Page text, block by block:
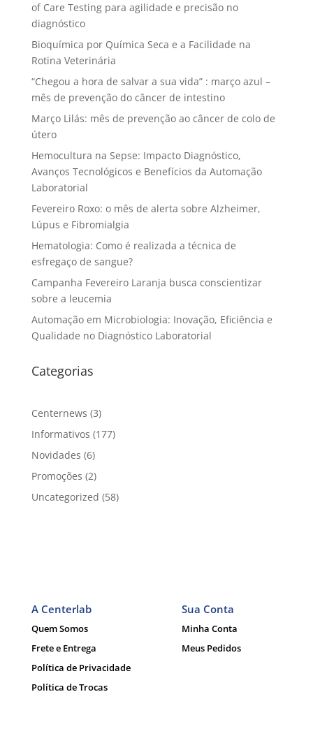
of Care Testing para agilidade e precisão no
diagnóstico
Bioquímica por Química Seca e a Facilidade na
Rotina Veterinária
“Chegou a hora de salvar a sua vida” : março azul –
mês de prevenção do câncer de intestino
Março Lilás: mês de prevenção ao câncer de colo de
útero
Hemocultura na Sepse: Impacto Diagnóstico,
Avanços Tecnológicos e Benefícios da Automação
Laboratorial
Fevereiro Roxo: o mês de alerta sobre Alzheimer,
Lúpus e Fibromialgia
Hematologia: Como é realizada a técnica de
esfregaço de sangue?
Campanha Fevereiro Laranja busca conscientizar
sobre a leucemia
Automação em Microbiologia: Inovação, Eficiência e
Qualidade no Diagnóstico Laboratorial
Categorias
Centernews (3)
Informativos (177)
Novidades (6)
Promoções (2)
Uncategorized (58)
A Centerlab
Quem Somos
Frete e Entrega
Política de Privacidade
Política de Trocas
Sua Conta
Minha Conta
Meus Pedidos